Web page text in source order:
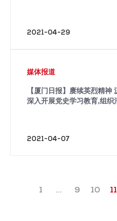
2021-04-29
媒体报道
【厦门日报】赓续英烈精
深入开展党史学习教育,组织
2021-04-07
1 ... 9 10 11